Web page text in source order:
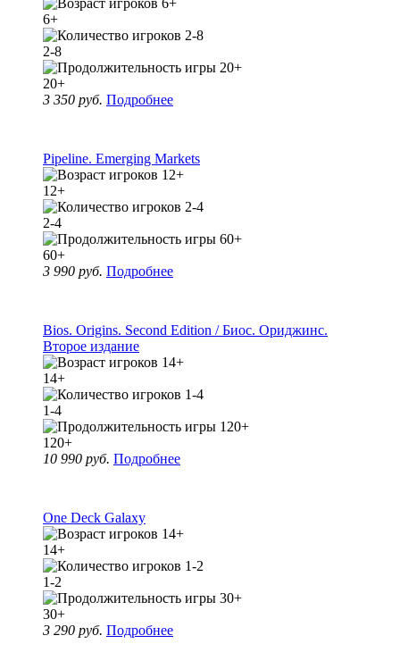
6+
2-8
20+
3 350 руб. Подробнее
Pipeline. Emerging Markets
12+
2-4
60+
3 990 руб. Подробнее
Bios. Origins. Second Edition / Биос. Ориджинс.
Второе издание
14+
1-4
120+
10 990 руб. Подробнее
One Deck Galaxy
14+
1-2
30+
3 290 руб. Подробнее